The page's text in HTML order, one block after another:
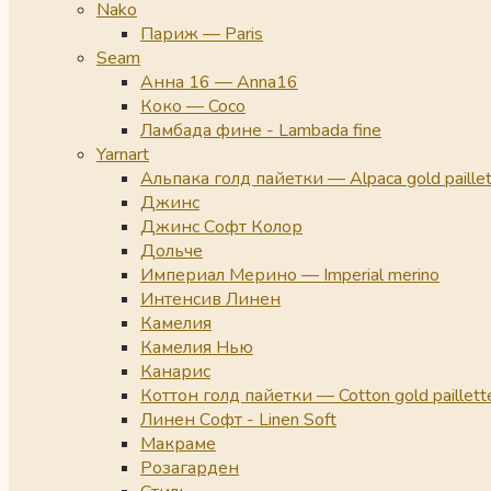
Nako
Париж — Paris
Seam
Анна 16 — Anna16
Коко — Coco
Ламбада фине - Lambada fine
Yarnart
Альпака голд пайетки — Alpaca gold
Джинс
Джинс Софт Колор
Дольче
Империал Мерино — Imperial merino
Интенсив Линен
Камелия
Камелия Нью
Канарис
Коттон голд пайетки — Cotton gold
Линен Софт - Linen Soft
Макраме
Розагарден